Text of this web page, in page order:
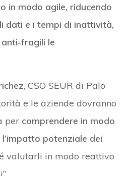
in modo agile, riducendo
dati e i tempi di inattività,
fragili le
, CSO SEUR di Palo
e le aziende dovranno
per comprendere in modo
potenziale dei
valutarli in modo reattivo